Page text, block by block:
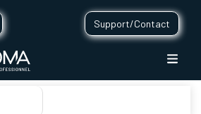
Support/Contact